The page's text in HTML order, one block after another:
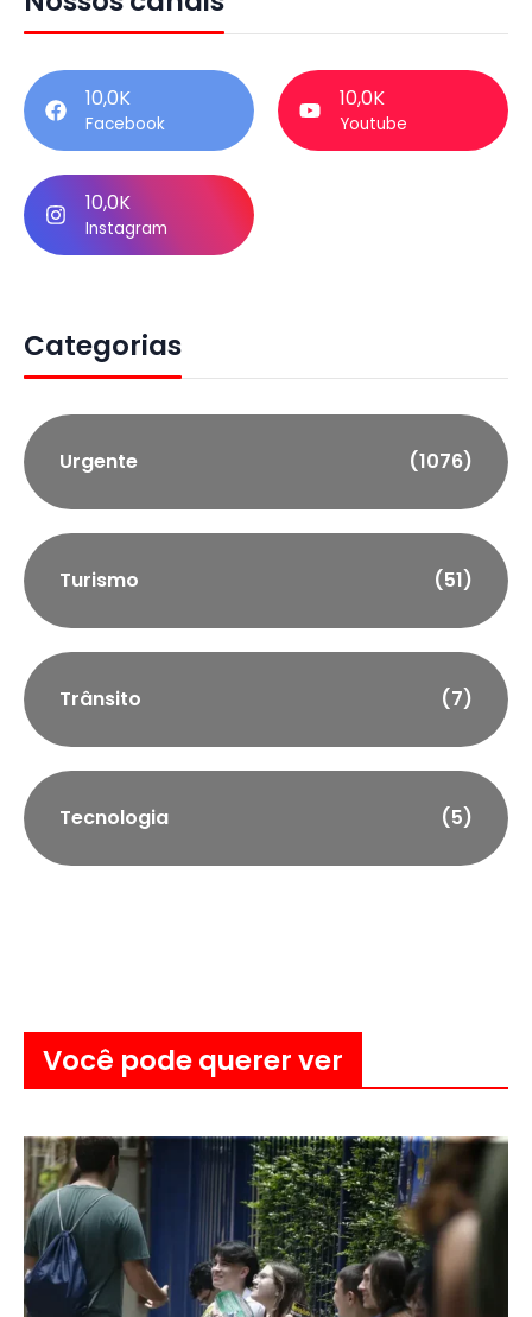
10,0K
Facebook
10,0K
Youtube
10,0K
Instagram
Categorias
Urgente (1076)
Turismo (51)
Trânsito (7)
Tecnologia (5)
Você pode querer ver